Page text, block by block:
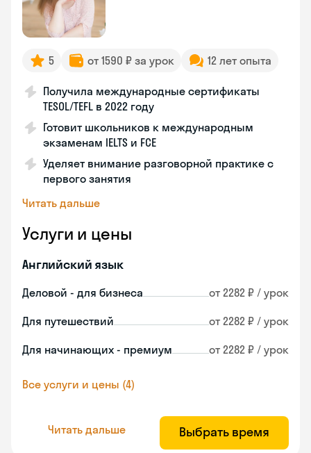
5 от 1590 ₽ за урок 12 лет опыта
Получила международные сертификаты
TESOL/TEFL в 2022 году
Готовит школьников к международным
экзаменам IELTS и FCE
Уделяет внимание разговорной практике с
первого занятия
Читать дальше
Услуги и цены
Английский язык
Деловой - для бизнеса от 2282 ₽ / урок
Для путешествий от 2282 ₽ / урок
Для начинающих - премиум от 2282 ₽ / урок
Все услуги и цены (4)
Читать дальше Выбрать время